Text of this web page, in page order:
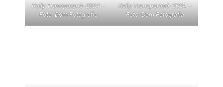
Rally Transparaná- 2024 –
Foto: Dom Fotografia
Rally Transparaná- 2024 –
Foto: Dom Fotografia